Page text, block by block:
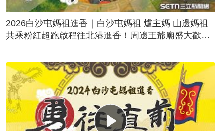
2026白沙屯媽祖進香｜白沙屯媽祖 爐主媽 山邊媽祖
共乘粉紅超跑啟程往北港進香！周邊王爺廟盛大歡